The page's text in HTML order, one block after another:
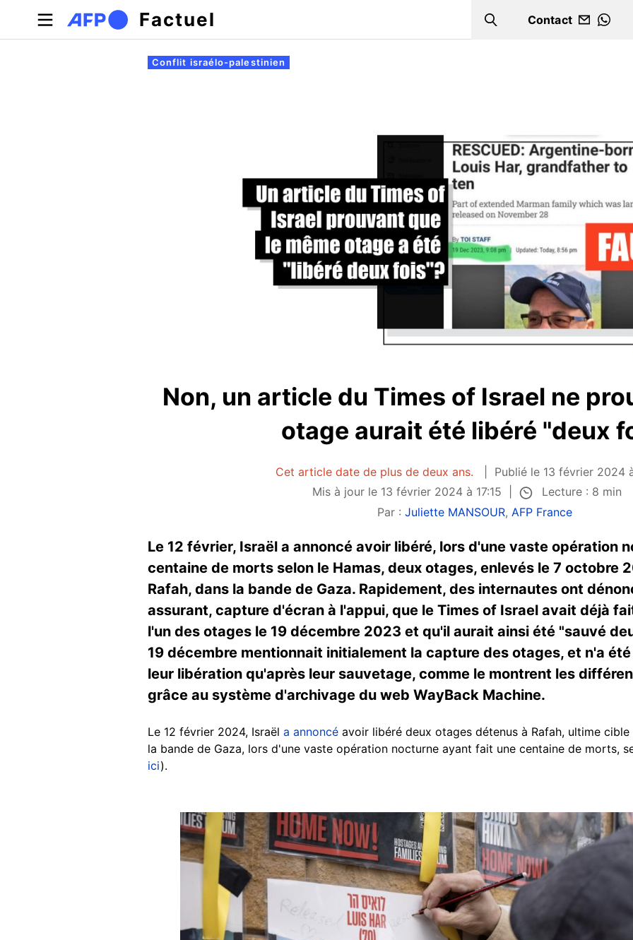
Aller au contenu principal
Factuel Search
Contact
Onglets principaux
Conflit israélo-palestinien
Non, un article du Times of Israel ne
otage aurait été libéré "deux
Cet article date de plus de deux ans.
Publié le 13 février 2024 à
Mis à jour le 13 février 2024 à 17:15
Lecture : 8 min
Par : Juliette MANSOUR, AFP France
Le 12 février, Israël a annoncé avoir libéré, lors d'une vaste opération
centaine de morts selon le Hamas, deux otages, enlevés le 7 octobre
Rafah, dans la bande de Gaza. Rapidement, des internautes ont
assurant, capture d'écran à l'appui, que le Times of Israel avait déjà
l'un des otages le 19 décembre 2023 et qu'il aurait ainsi été "sauvé
19 décembre mentionnait initialement la capture des otages, et n'a
leur libération qu'après leur sauvetage, comme le montrent les
grâce au système d'archivage du web WayBack Machine.
Le 12 février 2024, Israël a annoncé avoir libéré deux otages détenus à Rafah, ultime
la bande de Gaza, lors d'une vaste opération nocturne ayant fait une centaine de morts,
ici).
Image